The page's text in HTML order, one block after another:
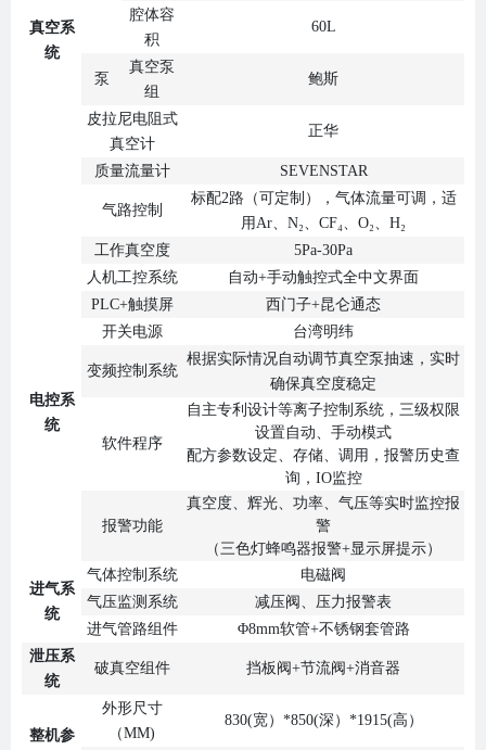
真空系
统
腔体容
积
60L
泵
真空泵
组
鲍斯
皮拉尼电阻式
真空计
正华
质量流量计 SEVENSTAR
气路控制
标配2路（可定制），气体流量可调，适
用Ar、N₂、CF₄、O₂、H₂
工作真空度
5Pa-30Pa
电控系
统
人机工控系统
自动+手动触控式全中文界面
PLC+触摸屏
西门子+昆仑通态
开关电源
台湾明纬
变频控制系统
根据实际情况自动调节真空泵抽速，实时
确保真空度稳定
软件程序
自主专利设计等离子控制系统，三级权限
设置自动、手动模式
配方参数设定、存储、调用，报警历史查
询，IO监控
报警功能
真空度、辉光、功率、气压等实时监控报
警
（三色灯蜂鸣器报警+显示屏提示）
进气系
统
气体控制系统
电磁阀
气压监测系统
减压阀、压力报警表
进气管路组件
Φ8mm软管+不锈钢套管路
泄压系
统
破真空组件 挡板阀+节流阀+消音器
整机参
外形尺寸
（MM)
830(宽）*850(深）*1915(高）